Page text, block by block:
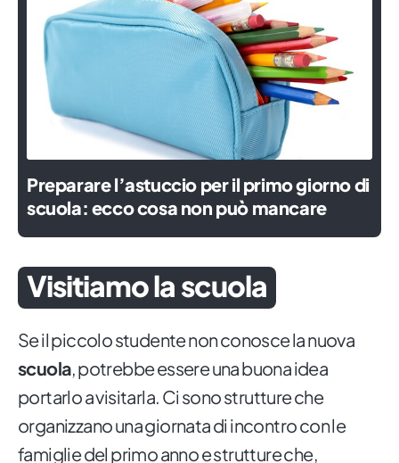
Preparare l’astuccio per il primo giorno di
scuola: ecco cosa non può mancare
Visitiamo la scuola
Se il piccolo studente non conosce la nuova
scuola, potrebbe essere una buona idea
portarlo a visitarla. Ci sono strutture che
organizzano una giornata di incontro con le
famiglie del primo anno e strutture che,